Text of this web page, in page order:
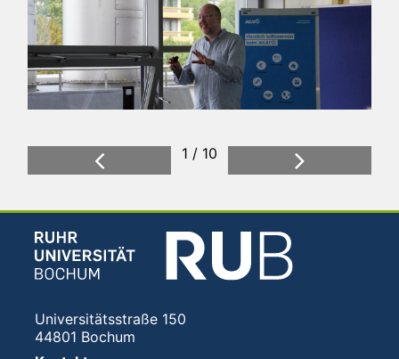
1 / 10
2 / 10
Previous
Next
Universitätsstraße 150
44801 Bochum